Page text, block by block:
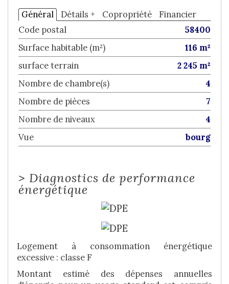
Général Détails + Copropriété
Financier
Code postal
58400
Surface habitable (m²)
116 m²
surface terrain
2 245 m²
Nombre de chambre(s)
4
Nombre de pièces
7
Nombre de niveaux
4
Vue
bourg
> Diagnostics de performance
énergétique
Logement à consommation énergétique
excessive : classe F
Montant estimé des dépenses annuelles